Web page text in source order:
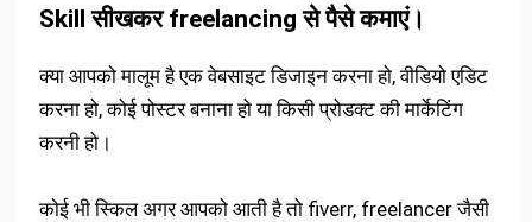
Skill सीखकर freelancing से पैसे कमाएं।
क्या आपको मालूम है एक वेबसाइट डिजाइन करना हो, वीडियो एडिट
करना हो, कोई पोस्टर बनाना हो या किसी प्रोडक्ट की मार्केटिंग
करनी हो।
कोई भी स्किल अगर आपको आती है तो fiverr, freelancer जैसी